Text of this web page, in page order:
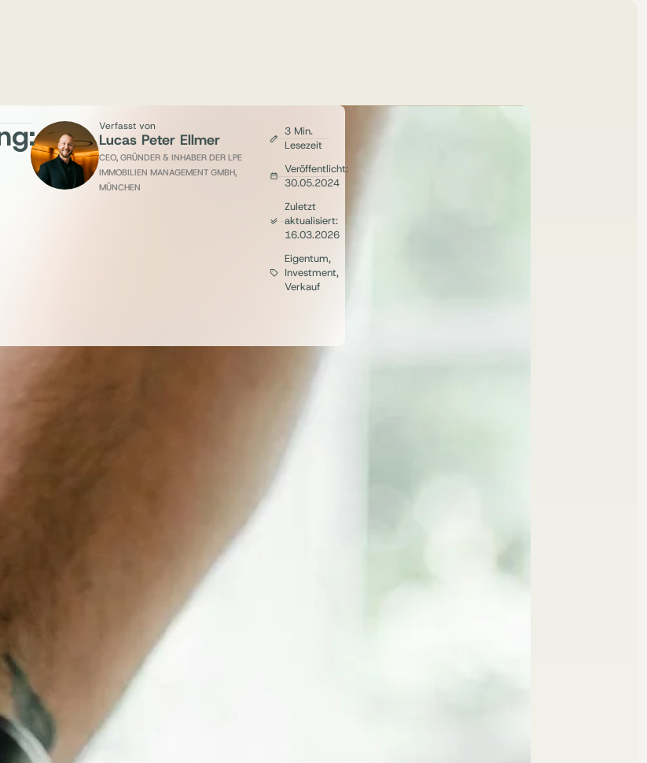
Verfasst von
Lucas Peter Ellmer
CEO, GRÜNDER & INHABER DER LPE
IMMOBILIEN MANAGEMENT GMBH,
MÜNCHEN
3 Min.
Lesezeit
Veröffentlicht:
30.05.2024
Zuletzt
aktualisiert:
16.03.2026
Eigentum,
Investment,
Verkauf